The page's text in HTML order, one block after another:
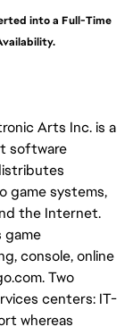
into a Full-Time
Arts Inc. is a
software
game systems,
the Internet.
game
console, online
Two
centers: IT-
whereas